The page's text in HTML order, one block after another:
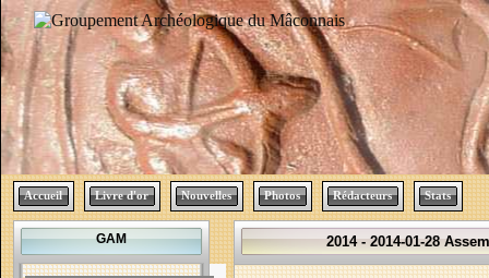
Accueil Livre d'or Nouvelles Photos Rédacteurs Stats
GAM 2014 - 2014-01-28